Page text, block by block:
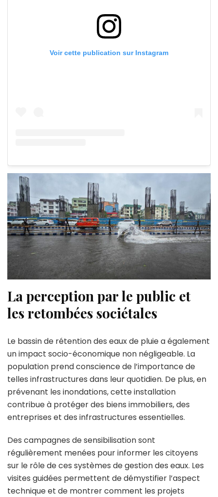
Voir cette publication sur Instagram
La perception par le public et
les retombées sociétales
Le bassin de rétention des eaux de pluie a également
un impact socio-économique non négligeable. La
population prend conscience de l’importance de
telles infrastructures dans leur quotidien. De plus, en
prévenant les inondations, cette installation
contribue à protéger des biens immobiliers, des
entreprises et des infrastructures essentielles.
Des campagnes de sensibilisation sont
régulièrement menées pour informer les citoyens
sur le rôle de ces systèmes de gestion des eaux. Les
visites guidées permettent de démystifier l’aspect
technique et de montrer comment les projets